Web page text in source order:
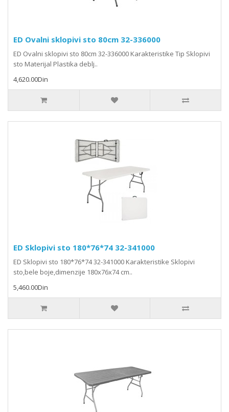
ED Ovalni sklopivi sto 80cm 32-336000
ED Ovalni sklopivi sto 80cm 32-336000 Karakteristike Tip Sklopivi
sto Materijal Plastika deblj..
4,620.00Din
ED Sklopivi sto 180*76*74 32-341000
ED Sklopivi sto 180*76*74 32-341000 Karakteristike Sklopivi
sto,bele boje,dimenzije 180x76x74 cm..
5,460.00Din